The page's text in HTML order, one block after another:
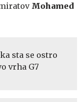
Mohamed
sta se ostro
vrha G7